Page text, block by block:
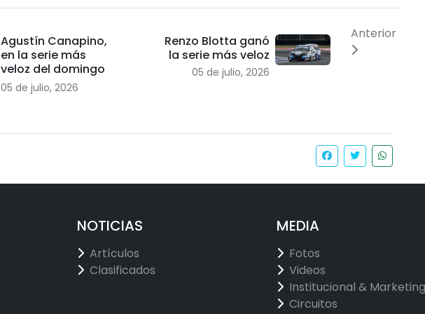
Agustín Canapino,
en la serie más
veloz del domingo
05 de julio, 2026
Renzo Blotta ganó
la serie más veloz
05 de julio, 2026
Anterior
NOTICIAS
Artículos
Clasificados
MEDIA
Fotos
Videos
Institucional & Marketing
Circuitos